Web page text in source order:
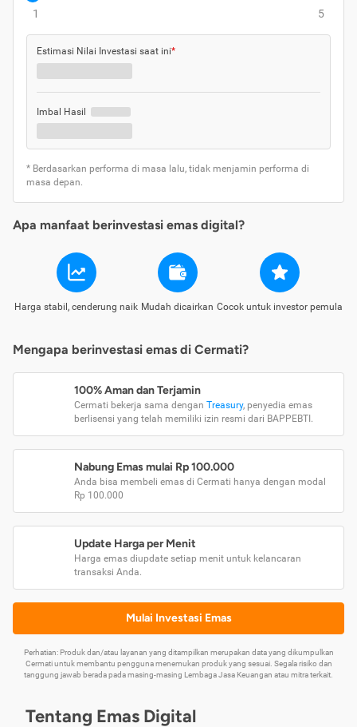
1 5
Estimasi Nilai Investasi saat ini*
Imbal Hasil
* Berdasarkan performa di masa lalu, tidak menjamin performa di
masa depan.
Apa manfaat berinvestasi emas digital?
Harga stabil, cenderung naik Mudah dicairkan Cocok untuk investor pemula
Mengapa berinvestasi emas di Cermati?
100% Aman dan Terjamin
Cermati bekerja sama dengan Treasury, penyedia emas
berlisensi yang telah memiliki izin resmi dari BAPPEBTI.
Nabung Emas mulai Rp 100.000
Anda bisa membeli emas di Cermati hanya dengan modal
Rp 100.000
Update Harga per Menit
Harga emas diupdate setiap menit untuk kelancaran
transaksi Anda.
Mulai Investasi Emas
Perhatian: Produk dan/atau layanan yang ditampilkan merupakan data yang dikumpulkan
Cermati untuk membantu pengguna menemukan produk yang sesuai. Segala risiko dan
tanggung jawab berada pada masing-masing Lembaga Jasa Keuangan atau mitra terkait.
Tentang Emas Digital